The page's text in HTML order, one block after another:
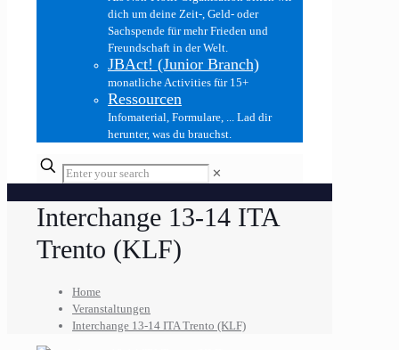
dich um deine Zeit-, Geld- oder
Sachspende für mehr Frieden und
Freundschaft in der Welt.
JBAct! (Junior Branch)
monatliche Activities für 15+
Ressourcen
Infomaterial, Formulare, ... Lad dir
herunter, was du brauchst.
✕
Interchange 13-14 ITA
Trento (KLF)
Home
Veranstaltungen
Interchange 13-14 ITA Trento (KLF)